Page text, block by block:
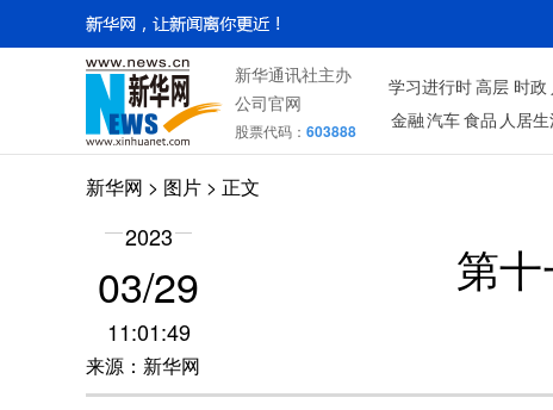
新华通讯社主办
公司官网
股票代码： 603888
学习进行时高层 时政
金融汽车食品 人居
新华网 > 图片 > 正文
2023
03/29
11:01:49
来源：新华网
第